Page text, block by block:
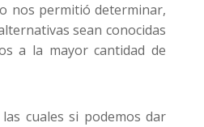
nos permitió determinar,
sean conocidas
a la mayor cantidad de
cuales si podemos dar